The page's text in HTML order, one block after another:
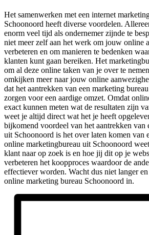
Het samenwerken met een internet
Schoonoord heeft diverse voordelen.
enorm veel tijd als ondernemer zijnde te
niet meer zelf aan het werk om jouw online
verbeteren en om manieren te bedenken
klanten kunt gaan bereiken. Het
om al deze online taken van je over te
omkijken meer naar jouw online
dat het aantrekken van een marketing
zorgen voor een aardige omzet. Omdat
exact kunnen meten wat de resultaten zijn
weet je altijd direct wat het je heeft
bijkomend voordeel van het aantrekken van
uit Schoonoord is het over laten komen van
online marketingbureau uit Schoonoord
klant naar op zoek is en hoe jij dit op je
verbeteren het koopproces waardoor de
effectiever worden. Wacht dus niet langer
online marketing bureau Schoonoord in.